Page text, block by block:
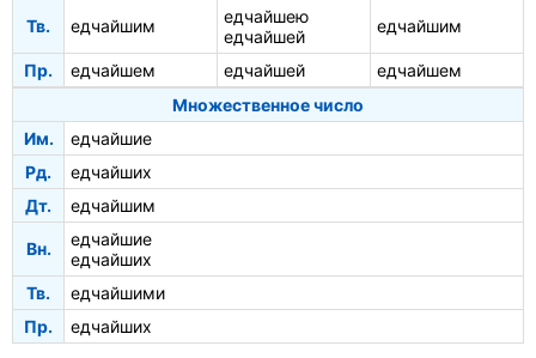
Тв. едчайшим
едчайшею
едчайшей
едчайшим
Пр. едчайшем едчайшей
едчайшем
Множественное число
Им.
едчайшие
Рд.
едчайших
Дт.
едчайшим
Вн.
едчайшие
едчайших
Тв.
едчайшими
Пр.
едчайших